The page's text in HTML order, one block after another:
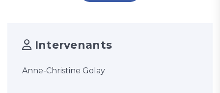
Intervenants
Anne-Christine Golay